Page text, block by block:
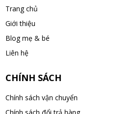
08/08/2026
Võ Huỳnh Lanh đã mua sản
08/08/2026
Milk (0-1 tuổi), hàng nội địa Nhật
08/08/2026
Trang chủ
Giới thiệu
Blog mẹ & bé
Liên hệ
CHÍNH SÁCH
Chính sách vận chuyển